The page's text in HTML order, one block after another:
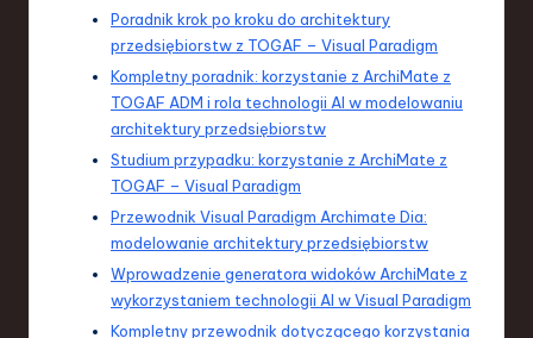
Poradnik krok po kroku do architektury
przedsiębiorstw z TOGAF – Visual Paradigm
Kompletny poradnik: korzystanie z ArchiMate z
TOGAF ADM i rola technologii AI w modelowaniu
architektury przedsiębiorstw
Studium przypadku: korzystanie z ArchiMate z
TOGAF – Visual Paradigm
Przewodnik Visual Paradigm Archimate Dia:
modelowanie architektury przedsiębiorstw
Wprowadzenie generatora widoków ArchiMate z
wykorzystaniem technologii AI w Visual Paradigm
Kompletny przewodnik dotyczącego korzystania